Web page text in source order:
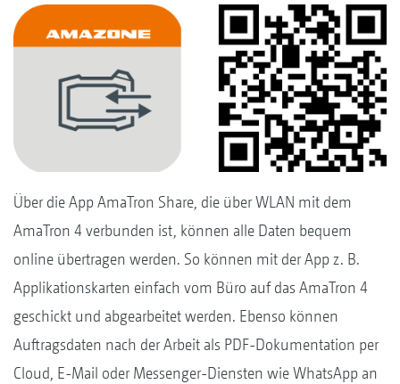
Über die App AmaTron Share, die über WLAN mit dem
AmaTron 4 verbunden ist, können alle Daten bequem
online übertragen werden. So können mit der App z. B.
Applikationskarten einfach vom Büro auf das AmaTron 4
geschickt und abgearbeitet werden. Ebenso können
Auftragsdaten nach der Arbeit als PDF-Dokumentation per
Cloud, E-Mail oder Messenger-Diensten wie WhatsApp an